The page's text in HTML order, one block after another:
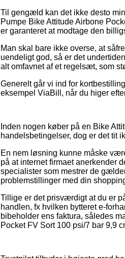
Til gengæld kan det ikke desto
Pumpe Bike Attitude Airbone
er garanteret at modtage den
Man skal bare ikke overse, at
uendeligt god, så er det
alt omfavnet af et regelsæt, som
Generelt går vi ind for
eksempel ViaBill, når du higer
Inden nogen køber på en Bike
handelsbetingelser, dog er det tit
En nem løsning kunne måske
på at internet firmaet anerkender
specialister som mestrer de
problemstillinger med din
Tillige er det prisværdigt at du er
handlen, fx hvilken bytteret e-
bibeholder ens faktura, således
Pocket FV Sort 100 psi/7 bar 9,9